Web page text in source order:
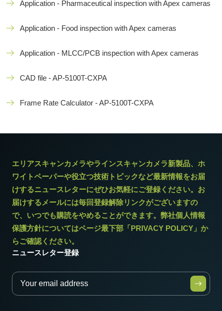
Application - Pharmaceutical inspection with Apex cameras
Application - Food inspection with Apex cameras
Application - MLCC/PCB inspection with Apex cameras
CAD file - AP-5100T-CXPA
Frame Rate Calculator - AP-5100T-CXPA
エリアスキャンカメラやラインスキャンカメラ新製品、ホ
ワイトペーパーや役立つ技術トピックなど最新情報をお届
けするニュースレターにぜひお気軽にご登録ください。お
届けするメールには毎回登録解除リンクがございますの
で、いつでも購読をやめることができます。弊社個人情報
保護方針についてはページ最下部「PRIVACY POLICY」か
らご確認ください。
ニュースレター登録